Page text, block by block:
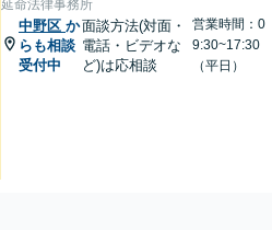
延命法律事務所
中野区 か
らも相談
受付中
面談方法(対面・
電話・ビデオな
ど)は応相談
営業時間：0
9:30~17:30
（平日）